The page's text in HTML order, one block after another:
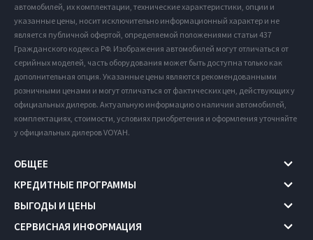
автомобилей, их комплектации, технические характеристики, опции и
указанные цены, носит исключительно информационный характер и не
является публичной офертой, определяемой положениями статьи 437
Гражданского кодекса РФ. Изображения автомобилей могут отличаться от
серийных моделей, часть оборудования может быть доступна только как
дополнительная опция. Указанные цены являются рекомендованными
розничными ценами и могут отличаться от фактических цен, действующих у
официальных дилеров. Актуальную информацию о наличии автомобилей,
комплектациях, стоимости, условиях приобретения и оформления уточняйте
у официальных дилеров VOYAH.
ОБЩЕЕ
КРЕДИТНЫЕ ПРОГРАММЫ
ВЫГОДЫ И ЦЕНЫ
СЕРВИСНАЯ ИНФОРМАЦИЯ